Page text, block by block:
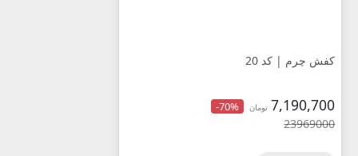
کفش چرم | کد 20
7,190,700 تومان -70%
23969000